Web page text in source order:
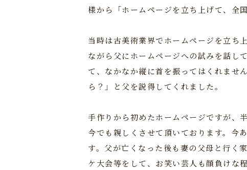
様から「ホームページを立ち上げて、全
当時は古美術業界でホームページを立ち
ながら父にホームページへの試みを話し
て、なかなか縦に首を振ってはくれませ
ら？」と父を説得してくれました。
手作りから初めたホームページですが、
今でも親しくさせて頂いております。今
す。父が亡くなった後も妻の父母と行く
ケ大会等をして、お笑い芸人も顔負けな